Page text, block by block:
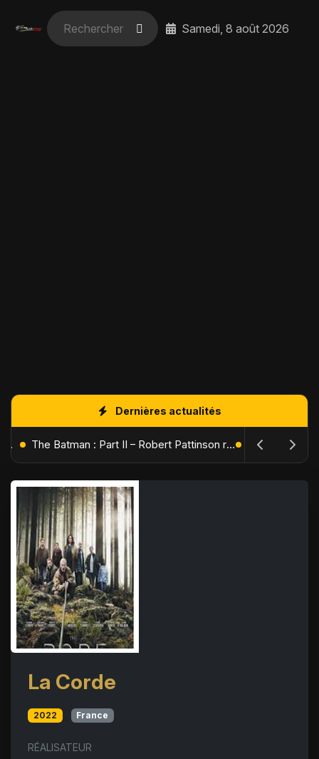
Samedi, 8 août 2026
Dernières actualités
L'Âge de Glace : Le Réveil du Volcan – Manny, Sid et Diego de retour pour une aventure explosive The Batman : Part II – Robert Pattinson replonge dans les ténèbres de Gotham dès octobre 2027
La Corde
2022 France
RÉALISATEUR